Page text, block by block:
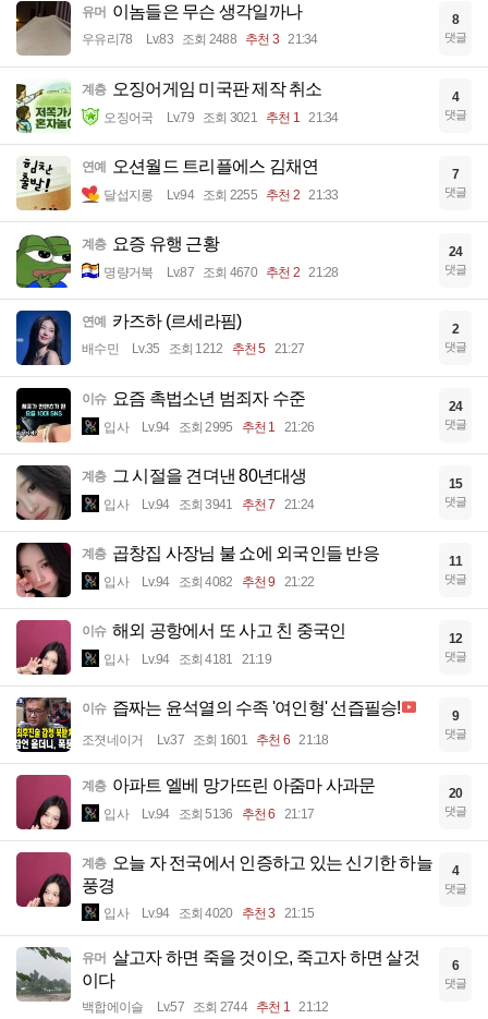
유머 이놈들은 무슨 생각일까나
우유리78 Lv.83 조회 2488 추천 3 21:34
8
댓글
계층 오징어게임 미국판 제작 취소
오징어국 Lv.79 조회 3021 추천 1 21:34
4
댓글
연예 오션월드 트리플에스 김채연
달섭지롱 Lv.94 조회 2255 추천 2 21:33
7
댓글
계층 요증 유행 근황
명량거북 Lv.87 조회 4670 추천 2 21:28
24
댓글
연예 카즈하 (르세라핌)
배수민 Lv.35 조회 1212 추천 5 21:27
2
댓글
이슈 요즘 촉법소년 범죄자 수준
입사 Lv.94 조회 2995 추천 1 21:26
24
댓글
계층 그 시절을 견뎌낸 80년대생
입사 Lv.94 조회 3941 추천 7 21:24
15
댓글
계층 곱창집 사장님 불 쇼에 외국인들 반응
입사 Lv.94 조회 4082 추천 9 21:22
11
댓글
이슈 해외 공항에서 또 사고 친 중국인
입사 Lv.94 조회 4181 21:19
12
댓글
이슈 즙짜는 윤석열의 수족 '여인형' 선즙필승!
조졋네이거 Lv.37 조회 1601 추천 6 21:18
9
댓글
계층 아파트 엘베 망가뜨린 아줌마 사과문
입사 Lv.94 조회 5136 추천 6 21:17
20
댓글
계층 오늘 자 전국에서 인증하고 있는 신기한 하늘
풍경
입사 Lv.94 조회 4020 추천 3 21:15
4
댓글
유머 살고자 하면 죽을 것이오, 죽고자 하면 살것
이다
백합에이슬 Lv.57 조회 2744 추천 1 21:12
6
댓글